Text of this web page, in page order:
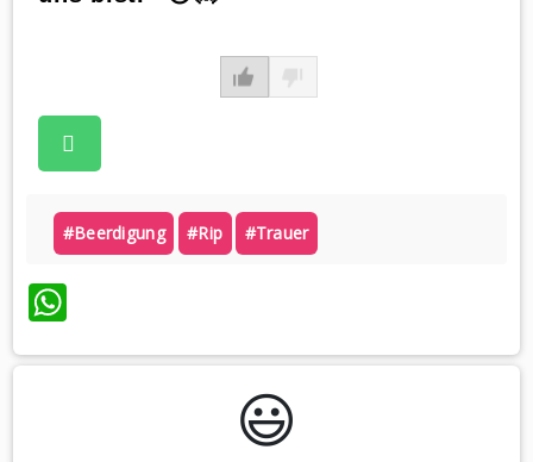
#beerdigung #rip #trauer
WhatsApp
😃️